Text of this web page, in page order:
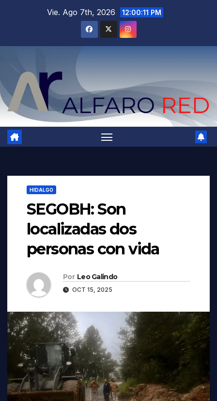
Vie. Ago 7th, 2026 12:00:12 PM
HIDALGO
SEGOBH: Son
localizadas dos
personas con vida
Por Leo Galindo
OCT 15, 2025